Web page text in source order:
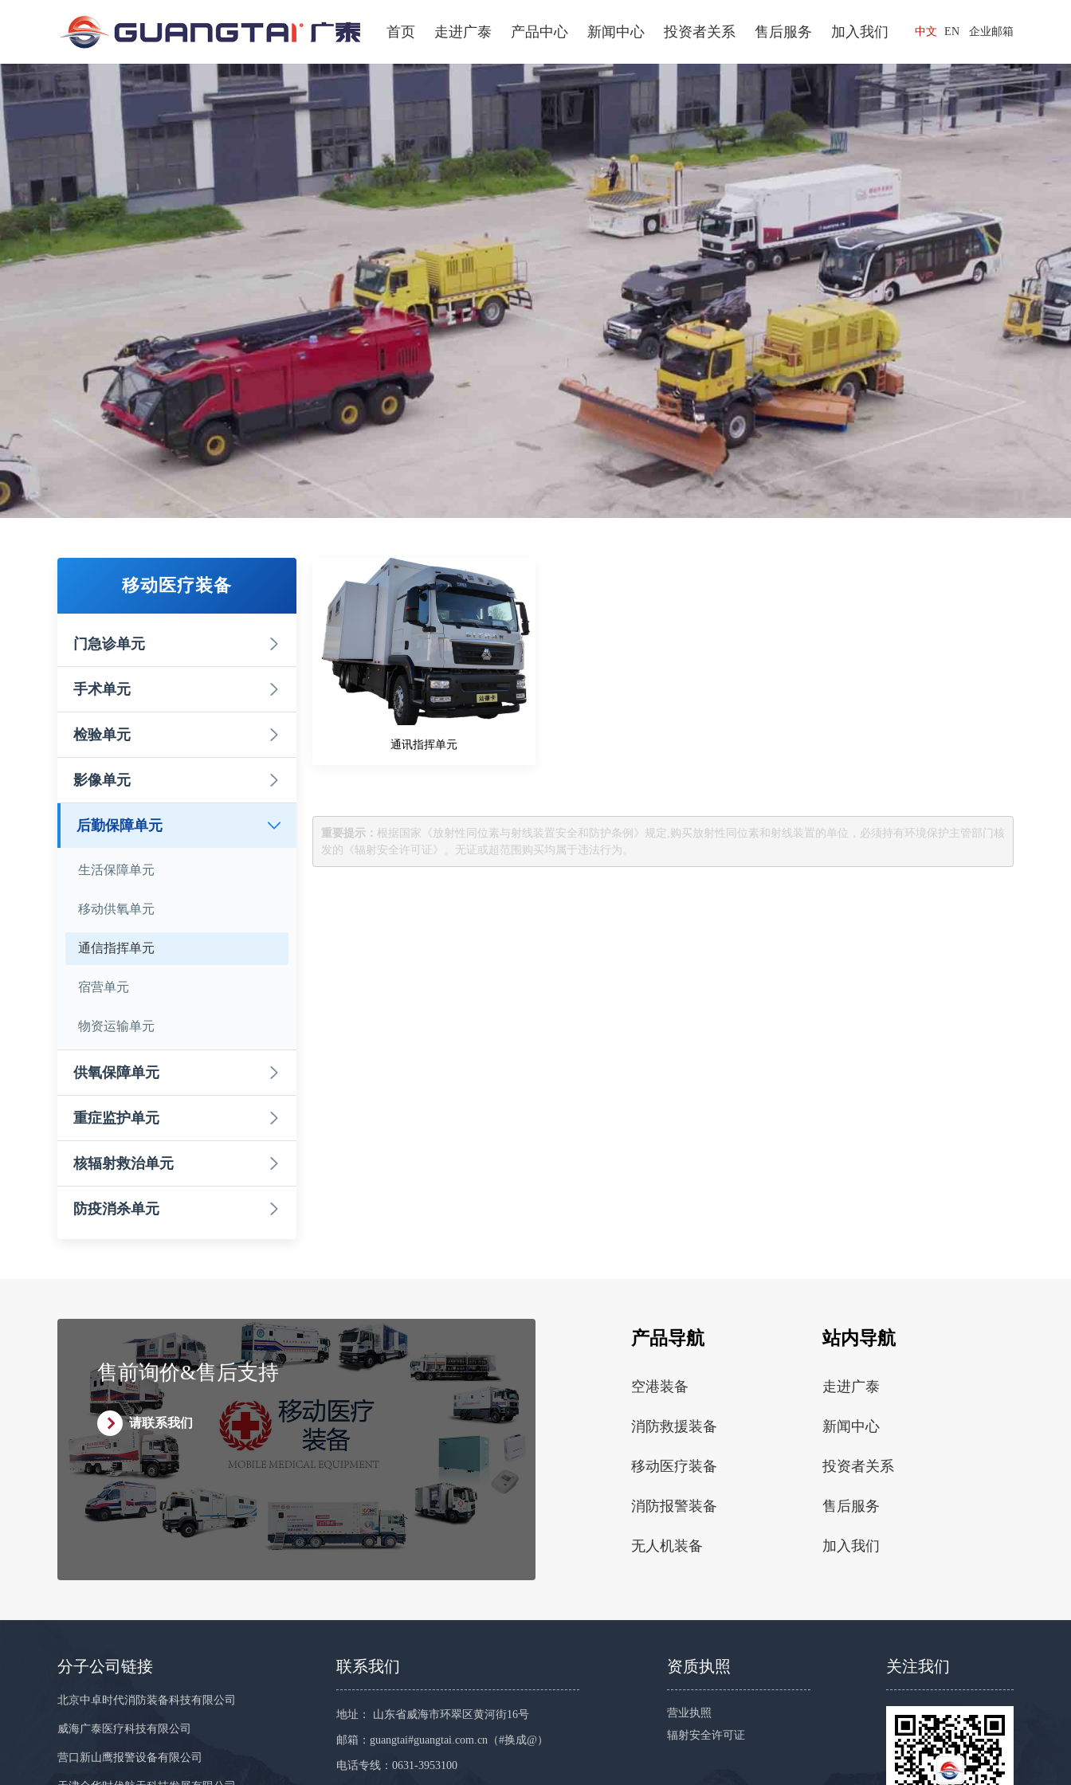
首页 走进广泰 产品中心 新闻中心 投资者关系 售后服务 加入我们 中文 EN 企业邮箱
移动医疗装备
门急诊单元
手术单元
检验单元
影像单元
后勤保障单元
生活保障单元
移动供氧单元
通信指挥单元
宿营单元
物资运输单元
供氧保障单元
重症监护单元
核辐射救治单元
防疫消杀单元
通讯指挥单元
重要提示： 根据国家《放射性同位素与射线装置安全和防护条例》规定,购买放射性同位素和射线装置的单位，必须持有环境保护主管部门核
发的《辐射安全许可证》。无证或超范围购买均属于违法行为。
售前询价&售后支持
请联系我们
产品导航
空港装备
消防救援装备
移动医疗装备
消防报警装备
无人机装备
站内导航
走进广泰
新闻中心
投资者关系
售后服务
加入我们
分子公司链接
北京中卓时代消防装备科技有限公司
威海广泰医疗科技有限公司
营口新山鹰报警设备有限公司
联系我们
地址： 山东省威海市环翠区黄河街16号
邮箱：guangtai#guangtai.com.cn（#换成@）
电话专线：0631-3953100
资质执照
营业执照
辐射安全许可证
关注我们